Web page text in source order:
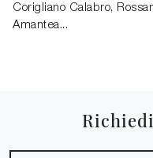
Corigliano Calabro,
Amantea...